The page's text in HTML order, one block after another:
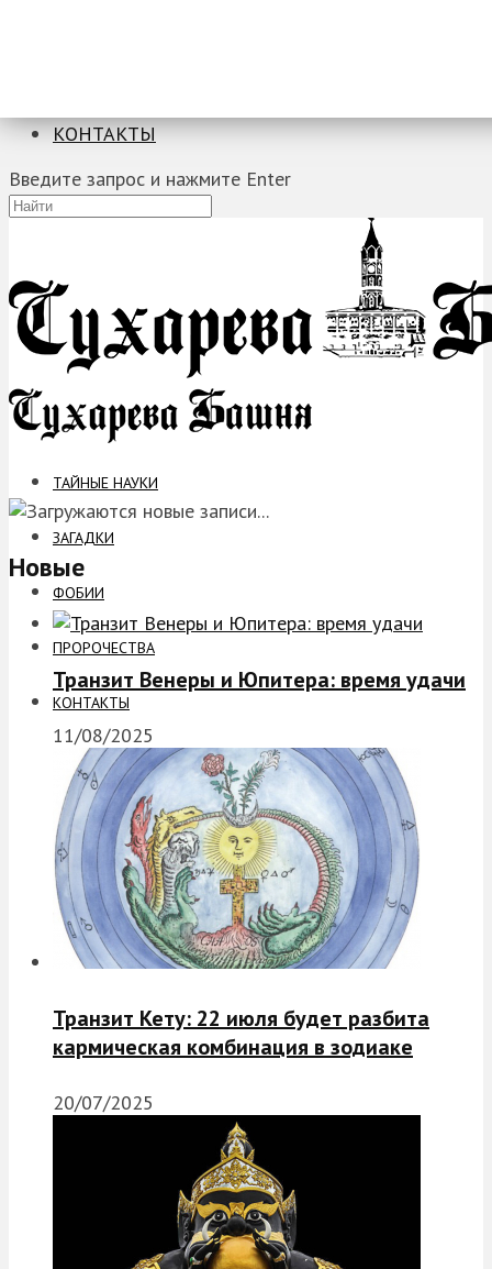
КОНТАКТЫ
Введите запрос и нажмите Enter
ТАЙНЫЕ НАУКИ
ЗАГАДКИ
ФОБИИ
ПРОРОЧЕСТВА
КОНТАКТЫ
Новые
Транзит Венеры и Юпитера: время удачи
11/08/2025
Транзит Кету: 22 июля будет разбита
кармическая комбинация в зодиаке
20/07/2025